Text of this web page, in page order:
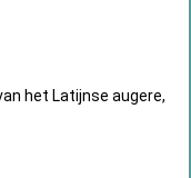
het Latijnse augere,